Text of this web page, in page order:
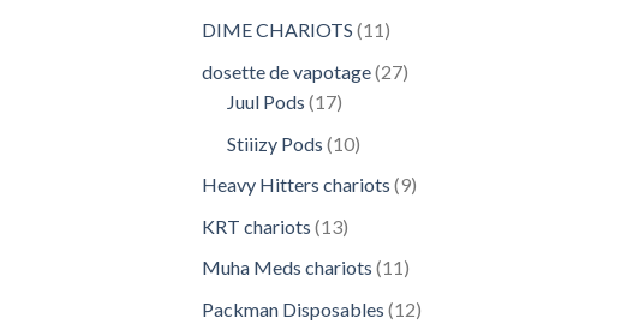
DIME CHARIOTS 1111
dosette de vapotage 2727
Juul Pods 1717
Stiiizy Pods 1010
Heavy Hitters chariots 99
KRT chariots 1313
Muha Meds chariots 1111
Packman Disposables 1212